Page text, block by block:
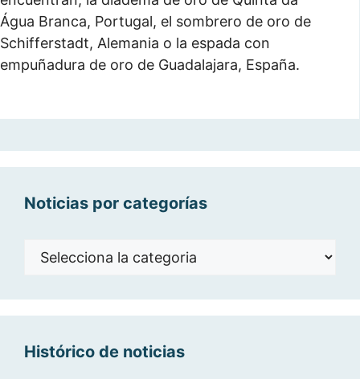
Água Branca, Portugal, el sombrero de oro de
Schifferstadt, Alemania o la espada con
empuñadura de oro de Guadalajara, España.
Noticias por categorías
Noticias
Histórico de noticias